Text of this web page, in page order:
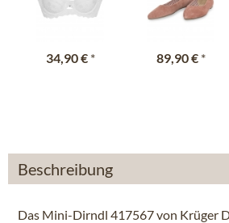
34,90 € * 89,90 € *
Beschreibung
Das Mini-Dirndl 417567 von Krüger